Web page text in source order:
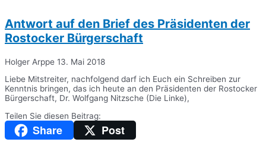
Antwort auf den Brief des Präsidenten der
Rostocker Bürgerschaft
Holger Arppe 13. Mai 2018
Liebe Mitstreiter, nachfolgend darf ich Euch ein Schreiben zur
Kenntnis bringen, das ich heute an den Präsidenten der Rostocker
Bürgerschaft, Dr. Wolfgang Nitzsche (Die Linke),
Teilen Sie diesen Beitrag:
Share Post